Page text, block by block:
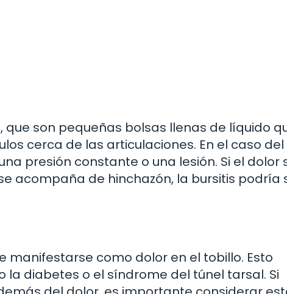
que son pequeñas bolsas llenas de líquido
cerca de las articulaciones. En el caso del
presión constante o una lesión. Si el dolor
acompaña de hinchazón, la bursitis podría
manifestarse como dolor en el tobillo. Esto
diabetes o el síndrome del túnel tarsal. Si